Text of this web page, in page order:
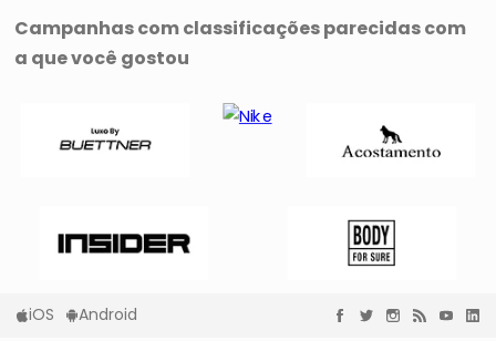
Campanhas com classificações parecidas com
a que você gostou
iOS Android